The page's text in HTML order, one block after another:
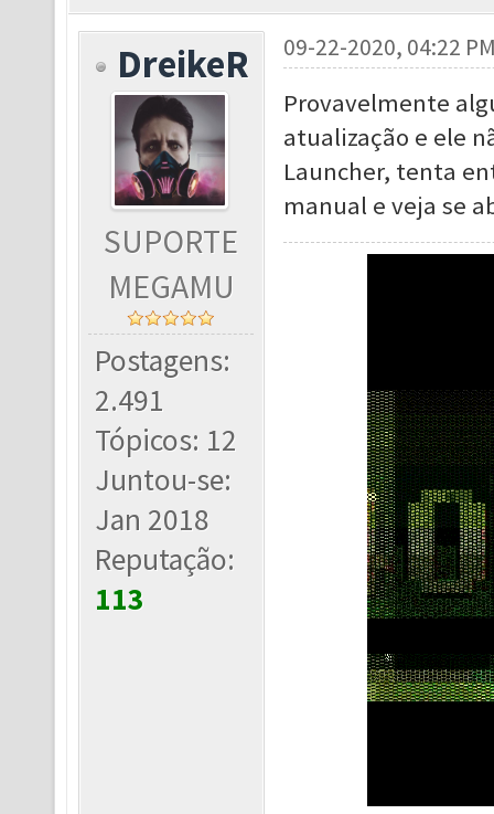
DreikeR
SUPORTE
MEGAMU
Postagens:
2.491
Tópicos: 12
Juntou-se:
Jan 2018
Reputação:
113
09-22-2020, 04:22
Provavelmente
atualização e ele
Launcher, tenta
manual e veja se